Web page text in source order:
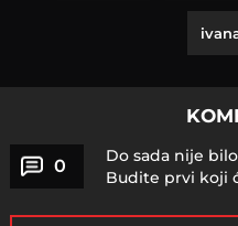
0
Do sada nije
Budite prvi koji